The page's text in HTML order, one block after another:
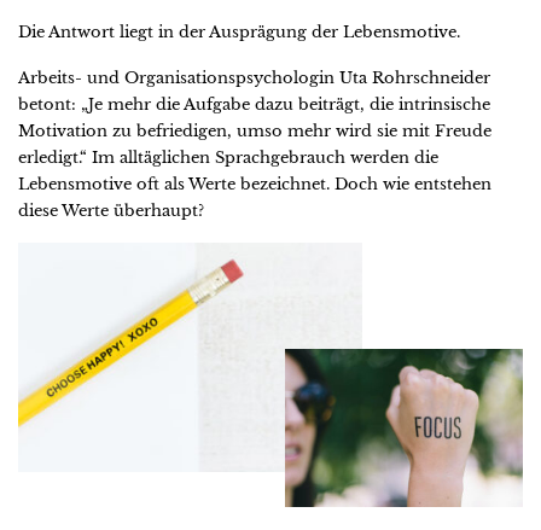
Die Antwort liegt in der Ausprägung der Lebensmotive.
Arbeits- und Organisationspsychologin Uta Rohrschneider
betont: „Je mehr die Aufgabe dazu beiträgt, die intrinsische
Motivation zu befriedigen, umso mehr wird sie mit Freude
erledigt.“ Im alltäglichen Sprachgebrauch werden die
Lebensmotive oft als Werte bezeichnet. Doch wie entstehen
diese Werte überhaupt?